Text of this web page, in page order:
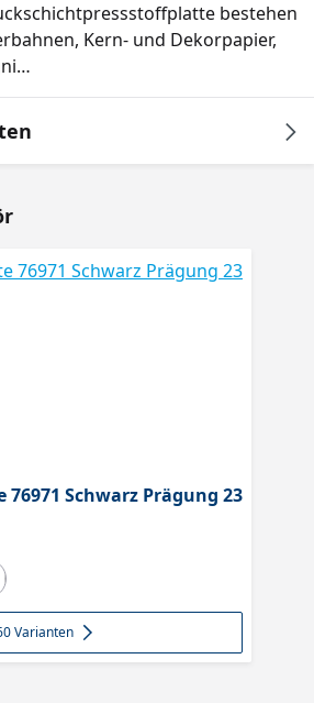
bestehen
Kern- und Dekorpapier,
76971 Schwarz Prägung 23
Varianten